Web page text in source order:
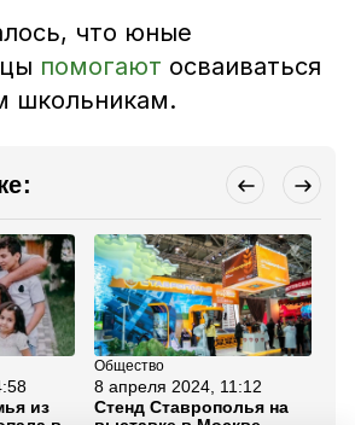
что юные
помогают осваиваться
школьникам.
из
Общество
8 апреля 2024, 11:12
Стенд Ставрополья на